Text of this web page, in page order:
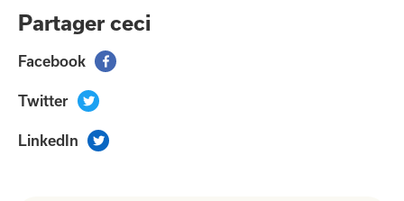
Partager ceci
Facebook 
Twitter 
LinkedIn 